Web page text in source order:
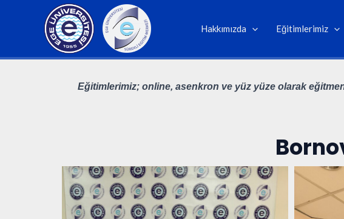
Hakkımızda Eğitimlerimiz
Eğitimlerimiz; online, asenkron ve yüz yüze olarak